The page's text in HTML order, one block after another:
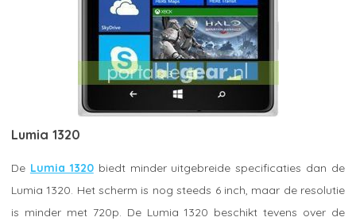
Lumia 1320
De Lumia 1320biedt minder uitgebreide specificaties dan de
Lumia 1320. Het scherm is nog steeds 6 inch, maar de resolutie
is minder met 720p. De Lumia 1320 beschikt tevens over de